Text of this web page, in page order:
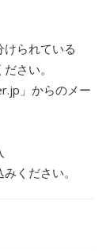
られている
さい。
」からのメー
ください。